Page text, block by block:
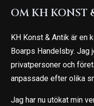
OM KH KONST
KH Konst & Antik är en
Boarps Handelsby.
privatpersoner och
anpassade efter olika
Jag har nu utökat min